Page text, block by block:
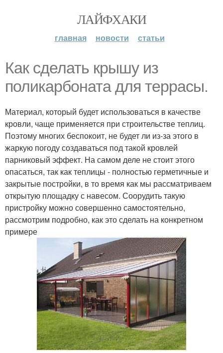
ЛАЙФХАКИ
главная новости статьи
Как сделать крышу из
поликарбоната для террасы.
Материал, который будет использоваться в качестве
кровли, чаще применяется при строительстве теплиц.
Поэтому многих беспокоит, не будет ли из-за этого в
жаркую погоду создаваться под такой кровлей
парниковый эффект. На самом деле не стоит этого
опасаться, так как теплицы - полностью герметичные и
закрытые постройки, в то время как мы рассматриваем
открытую площадку с навесом. Соорудить такую
пристройку можно совершенно самостоятельно,
рассмотрим подробно, как это сделать на конкретном
примере